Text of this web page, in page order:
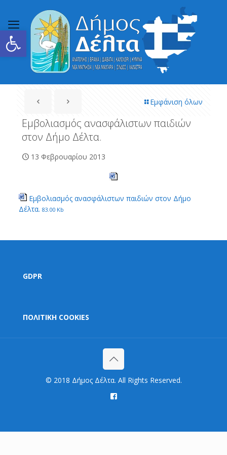
Ανοίξτε τη γραμμή εργαλείων
Εμφάνιση όλων
Εμβολιασμός ανασφάλιστων παιδιών
στον Δήμο Δέλτα.
13 Φεβρουαρίου 2013
Εμβολιασμός ανασφάλιστων παιδιών στον Δήμο
Δέλτα. 83.00 Kb
GDPR
ΠΟΛΙΤΙΚΗ COOKIES
© 2018 Δήμος Δέλτα. All Rights Reserved.